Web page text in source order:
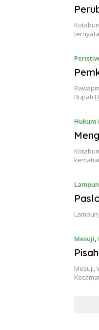
Bupati
Hukum
Mesuji,
Mesuji,